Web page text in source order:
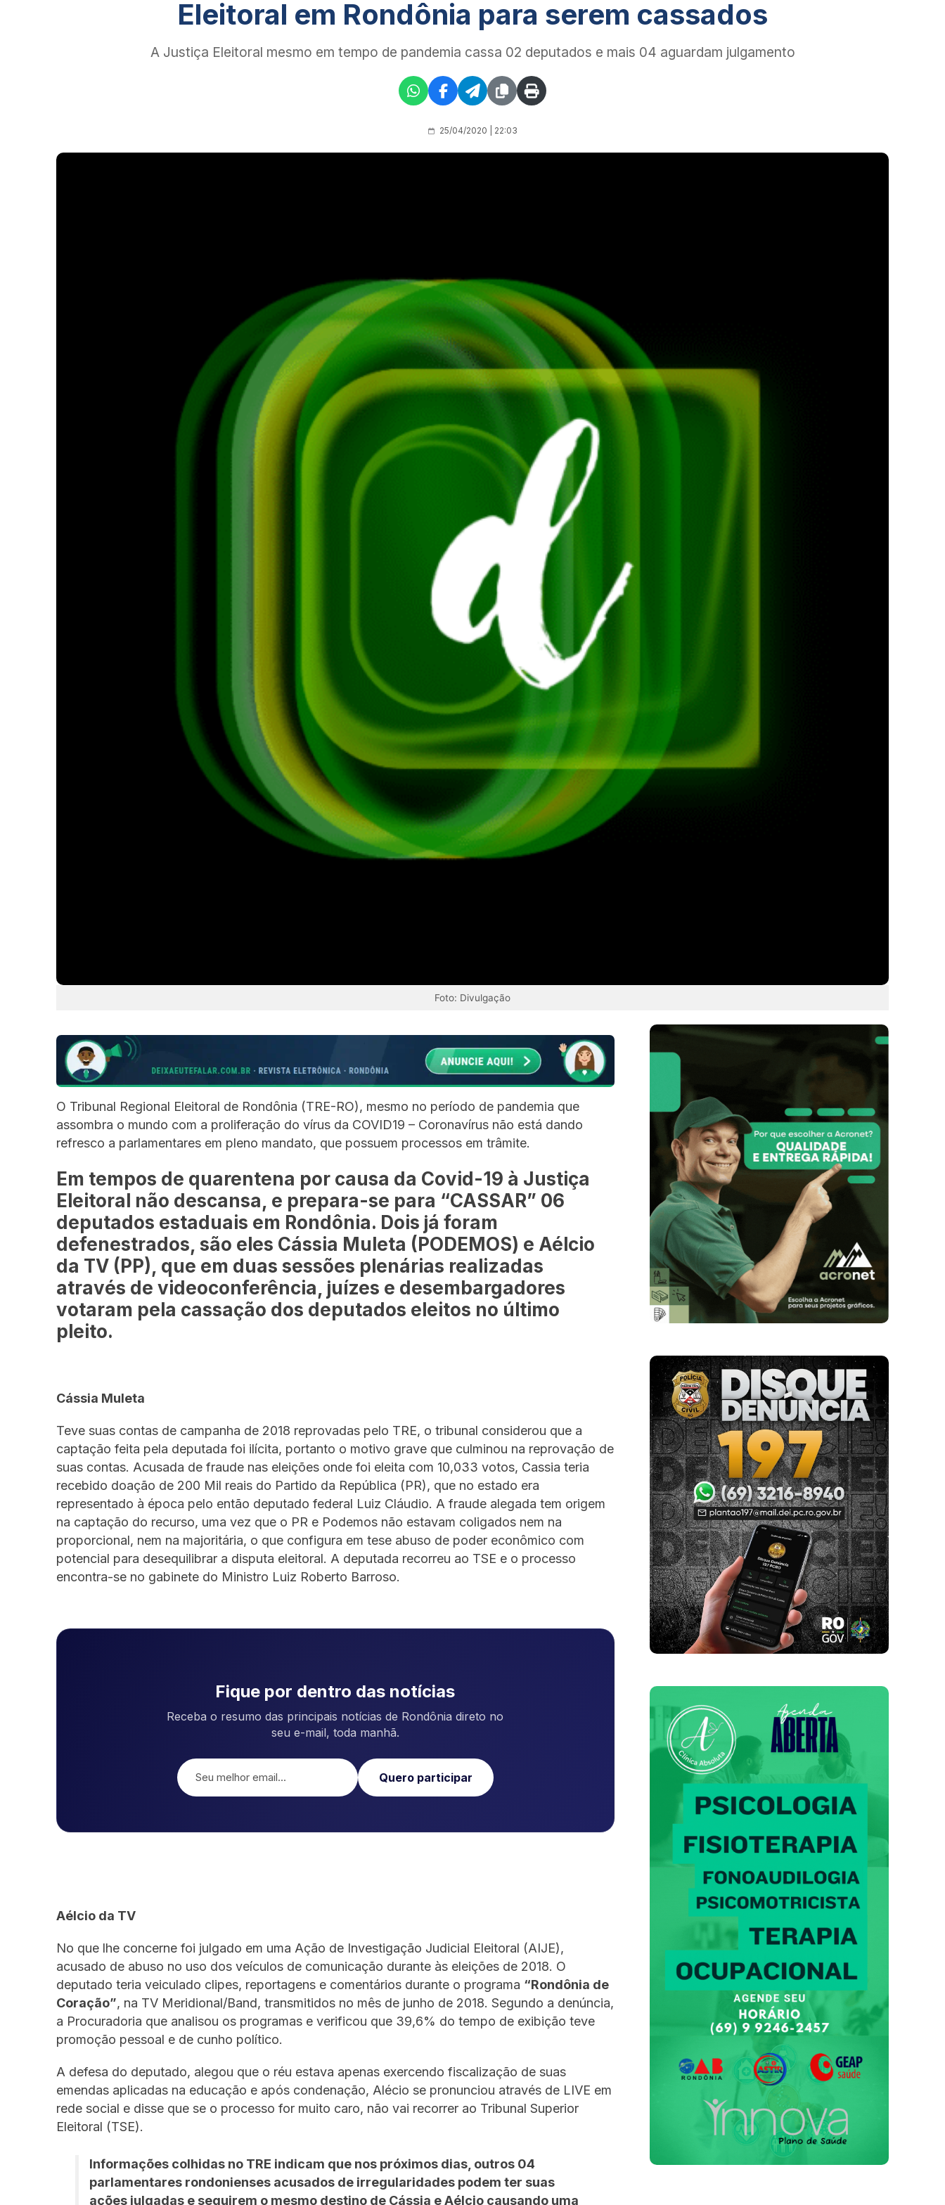
Eleitoral em Rondônia para serem cassados
A Justiça Eleitoral mesmo em tempo de pandemia cassa 02 deputados e mais 04 aguardam julgamento
25/04/2020 | 22:03
Foto: Divulgação
O Tribunal Regional Eleitoral de Rondônia (TRE-RO), mesmo no período de pandemia que
assombra o mundo com a proliferação do vírus da COVID19 – Coronavírus não está dando
refresco a parlamentares em pleno mandato, que possuem processos em trâmite.
Em tempos de quarentena por causa da Covid-19 à Justiça
Eleitoral não descansa, e prepara-se para “CASSAR” 06
deputados estaduais em Rondônia. Dois já foram
defenestrados, são eles Cássia Muleta (PODEMOS) e Aélcio
da TV (PP), que em duas sessões plenárias realizadas
através de videoconferência, juízes e desembargadores
votaram pela cassação dos deputados eleitos no último
pleito.
Cássia Muleta
Teve suas contas de campanha de 2018 reprovadas pelo TRE, o tribunal considerou que a
captação feita pela deputada foi ilícita, portanto o motivo grave que culminou na reprovação de
suas contas. Acusada de fraude nas eleições onde foi eleita com 10,033 votos, Cassia teria
recebido doação de 200 Mil reais do Partido da República (PR), que no estado era
representado à época pelo então deputado federal Luiz Cláudio. A fraude alegada tem origem
na captação do recurso, uma vez que o PR e Podemos não estavam coligados nem na
proporcional, nem na majoritária, o que configura em tese abuso de poder econômico com
potencial para desequilibrar a disputa eleitoral. A deputada recorreu ao TSE e o processo
encontra-se no gabinete do Ministro Luiz Roberto Barroso.
Fique por dentro das notícias
Receba o resumo das principais notícias de Rondônia direto no
seu e-mail, toda manhã.
Quero participar
Aélcio da TV
No que lhe concerne foi julgado em uma Ação de Investigação Judicial Eleitoral (AIJE),
acusado de abuso no uso dos veículos de comunicação durante às eleições de 2018. O
deputado teria veiculado clipes, reportagens e comentários durante o programa “Rondônia de
Coração”, na TV Meridional/Band, transmitidos no mês de junho de 2018. Segundo a denúncia,
a Procuradoria que analisou os programas e verificou que 39,6% do tempo de exibição teve
promoção pessoal e de cunho político.
A defesa do deputado, alegou que o réu estava apenas exercendo fiscalização de suas
emendas aplicadas na educação e após condenação, Alécio se pronunciou através de LIVE em
rede social e disse que se o processo for muito caro, não vai recorrer ao Tribunal Superior
Eleitoral (TSE).
Informações colhidas no TRE indicam que nos próximos dias, outros 04
parlamentares rondonienses acusados de irregularidades podem ter suas
ações julgadas e seguirem o mesmo destino de Cássia e Aélcio causando uma